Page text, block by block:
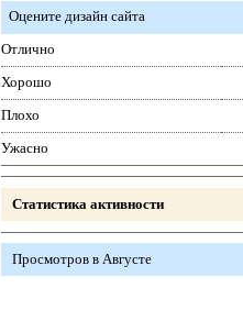
Оцените дизайн сайта
Отлично
Хорошо
Плохо
Ужасно
Статистика активности
Просмотров в Августе